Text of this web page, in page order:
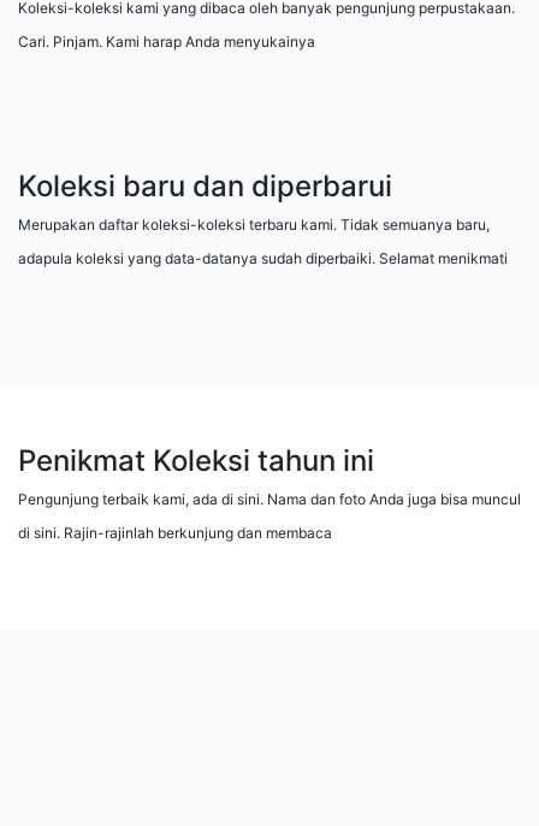
Koleksi-koleksi kami yang dibaca oleh banyak pengunjung perpustakaan.
Cari. Pinjam. Kami harap Anda menyukainya
Koleksi baru dan diperbarui
Merupakan daftar koleksi-koleksi terbaru kami. Tidak semuanya baru,
adapula koleksi yang data-datanya sudah diperbaiki. Selamat menikmati
Penikmat Koleksi tahun ini
Pengunjung terbaik kami, ada di sini. Nama dan foto Anda juga bisa muncul
di sini. Rajin-rajinlah berkunjung dan membaca